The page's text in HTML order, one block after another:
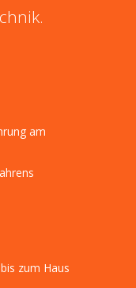
am
zum Haus